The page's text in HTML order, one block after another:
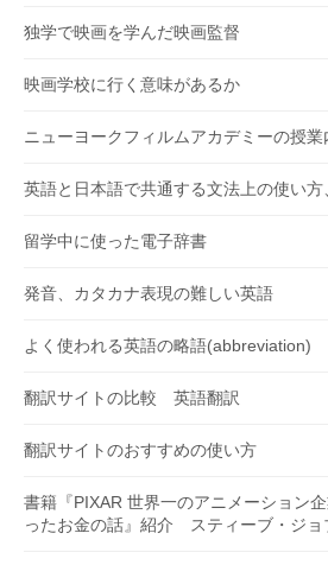
独学で映画を学んだ映画監督
映画学校に行く意味があるか
ニューヨークフィルムアカデミーの授
英語と日本語で共通する文法上の使い
留学中に使った電子辞書
発音、カタカナ表現の難しい英語
よく使われる英語の略語(abbreviation)
翻訳サイトの比較 英語翻訳
翻訳サイトのおすすめの使い方
書籍『PIXAR 世界一のアニメーション
ったお金の話』紹介 スティーブ・ジョ